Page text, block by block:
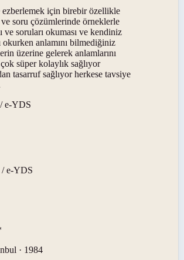
için birebir özellikle
ve soru çözümlerinde örneklerle
ve soruları okuması ve kendiniz
okurken anlamını bilmediğiniz
üzerine gelerek anlamlarını
süper kolaylık sağlıyor
tasarruf sağlıyor herkese tavsiye
e-YDS
e-YDS
· 1984